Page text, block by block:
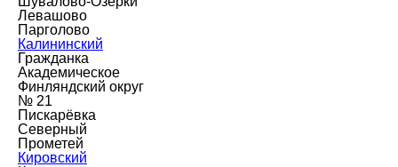
Левашово
Парголово
Калининский
Гражданка
Академическое
Финляндский округ
№ 21
Пискарёвка
Северный
Прометей
Кировский